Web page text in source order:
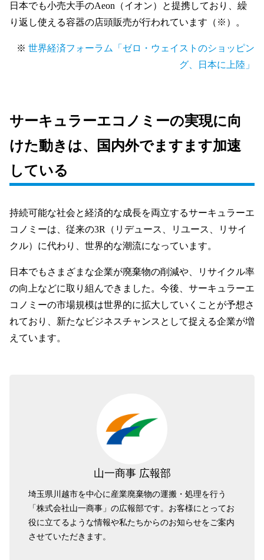
日本でも小売大手のAeon（イオン）と提携しており、繰
り返し使える容器の店頭販売が行われています（※）。
※ 世界経済フォーラム「ゼロ・ウェイストのショッピン
グ、日本に上陸」
サーキュラーエコノミーの実現に向
けた動きは、国内外でますます加速
している
持続可能な社会と経済的な成長を両立するサーキュラーエ
コノミーは、従来の3R（リデュース、リユース、リサイ
クル）に代わり、世界的な潮流になっています。
日本でもさまざまな企業が廃棄物の削減や、リサイクル率
の向上などに取り組んできました。今後、サーキュラーエ
コノミーの市場規模は世界的に拡大していくことが予想さ
れており、新たなビジネスチャンスとして捉える企業が増
えています。
山一商事 広報部
埼玉県川越市を中心に産業廃棄物の運搬・処理を行う
「株式会社山一商事」の広報部です。お客様にとってお
役に立てるような情報や私たちからのお知らせをご案内
させていただきます。